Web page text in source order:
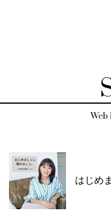
Web
はじめ